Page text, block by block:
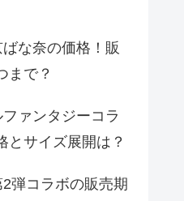
な奈の価格！販
まで？
ァンタジーコラ
とサイズ展開は？
弾コラボの販売期